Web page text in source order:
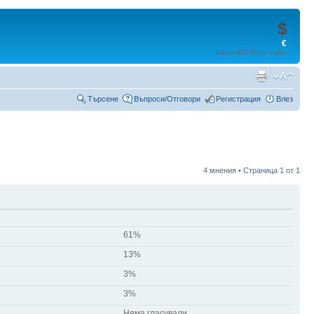
$
€
BitcoinBG Price Index
Търсене Въпроси/Отговори Регистрация Влез
4 мнения • Страница 1 от 1
61%
13%
3%
3%